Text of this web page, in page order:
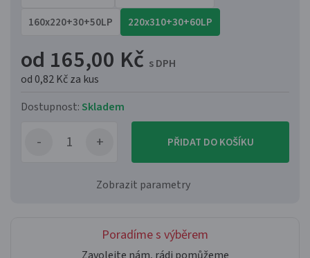
160x220+30+50LP
220x310+30+60LP
od 165,00 Kč s DPH
od 0,82 Kčza kus
Dostupnost:Skladem
PŘIDAT DO KOŠÍKU
Zobrazit parametry
Poradíme s výběrem